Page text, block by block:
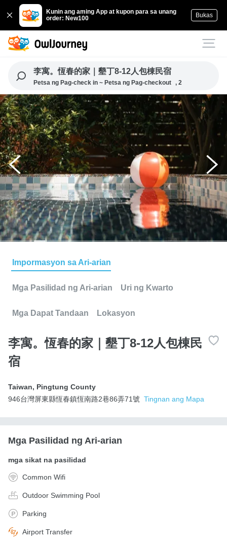
Kunin ang aming App at kupon para sa unang
order: New100
Bukas
李寓。恆春的家｜墾丁8-12人包棟民宿
Petsa ng Pag-check in ~ Petsa ng Pag-checkout , 2
Impormasyon sa Ari-arian
Mga Pasilidad ng Ari-arian Uri ng Kwarto
Mga Dapat Tandaan Lokasyon
李寓。恆春的家｜墾丁8-12人包棟民
宿
Taiwan, Pingtung County
946台灣屏東縣恆春鎮恆南路2巷86弄71號 Tingnan ang Mapa
Mga Pasilidad ng Ari-arian
mga sikat na pasilidad
Common Wifi
Outdoor Swimming Pool
Parking
Airport Transfer